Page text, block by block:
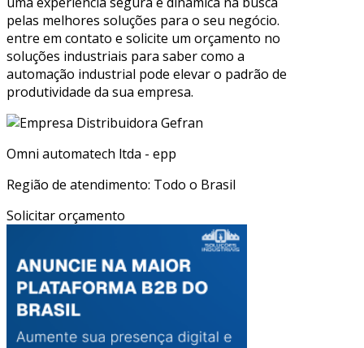
pelas melhores soluções para o seu negócio.
entre em contato e solicite um orçamento no
soluções industriais para saber como a
automação industrial pode elevar o padrão de
produtividade da sua empresa.
Omni automatech ltda - epp
Região de atendimento: Todo o Brasil
Solicitar orçamento